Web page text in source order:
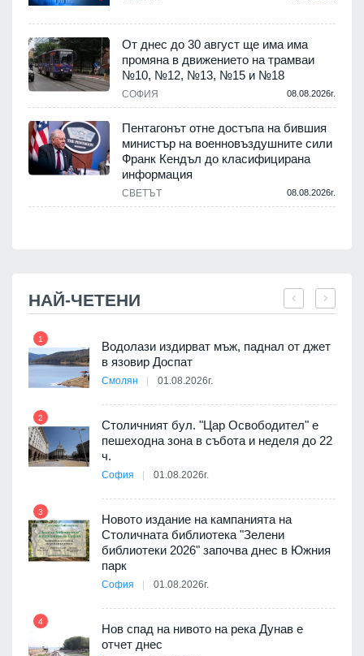
От днес до 30 август ще има има
промяна в движението на трамваи
№10, №12, №13, №15 и №18
СОФИЯ 08.08.2026г.
Пентагонът отне достъпа на бившия
министър на военновъздушните сили
Франк Кендъл до класифицирана
информация
СВЕТЪТ 08.08.2026г.
НАЙ-ЧЕТЕНИ
1
Водолази издирват мъж, паднал от джет
в язовир Доспат
Смолян 01.08.2026г.
2
Столичният бул. "Цар Освободител" е
пешеходна зона в събота и неделя до 22
ч.
София 01.08.2026г.
3
Новото издание на кампанията на
Столичната библиотека "Зелени
библиотеки 2026" започва днес в Южния
парк
София 01.08.2026г.
4
Нов спад на нивото на река Дунав е
отчет днес